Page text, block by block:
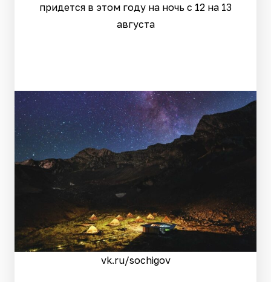
придется в этом году на ночь с 12 на 13
августа
vk.ru/sochigov